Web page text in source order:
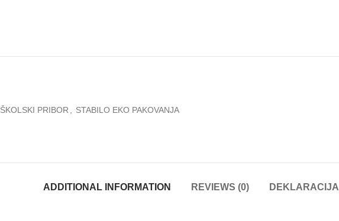
ŠKOLSKI PRIBOR STABILO EKO PAKOVANJA
ADDITIONAL INFORMATION REVIEWS (0) DEKLARACIJA